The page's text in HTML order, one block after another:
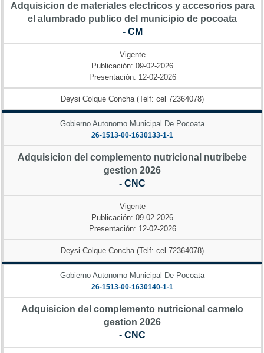
Adquisicion de materiales electricos y accesorios para
el alumbrado publico del municipio de pocoata
- CM
Vigente
Publicación: 09-02-2026
Presentación: 12-02-2026
Deysi Colque Concha (Telf: cel 72364078)
Gobierno Autonomo Municipal De Pocoata
26-1513-00-1630133-1-1
Adquisicion del complemento nutricional nutribebe
gestion 2026
- CNC
Vigente
Publicación: 09-02-2026
Presentación: 12-02-2026
Deysi Colque Concha (Telf: cel 72364078)
Gobierno Autonomo Municipal De Pocoata
26-1513-00-1630140-1-1
Adquisicion del complemento nutricional carmelo
gestion 2026
- CNC